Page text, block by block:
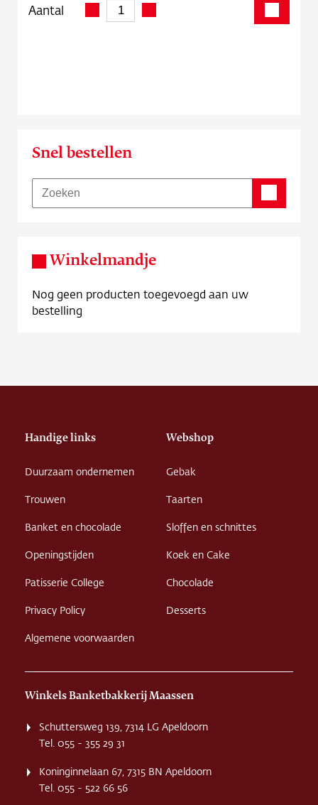
Aantal
Snel bestellen
Winkelmandje
Nog geen producten toegevoegd aan uw
bestelling
Handige links
Duurzaam ondernemen
Trouwen
Banket en chocolade
Openingstijden
Patisserie College
Privacy Policy
Algemene voorwaarden
Webshop
Gebak
Taarten
Sloffen en schnittes
Koek en Cake
Chocolade
Desserts
Winkels Banketbakkerij Maassen
Schuttersweg 139, 7314 LG Apeldoorn
Tel. 055 - 355 29 31
Koninginnelaan 67, 7315 BN Apeldoorn
Tel. 055 - 522 66 56